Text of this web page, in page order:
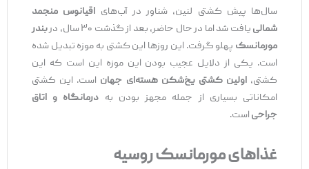
سال‌ها پیش کشتی لنین، شناور در آب‌هایاقیانوس منجمد
شمالییافت شد اما در حال حاضر، بعد از گذشت ۳۰ سال، در
بندر
مورمانسکپهلو گرفت. این روزها این کشتی به موزه تبدیل شده
است. یکی از دلایل عجیب بودن این موزه این است که این
کشتی،اولین کشتی یخ‌شکن هسته‌ای جهاناست. این کشتی
امکاناتی بسیاری از جمله مجهز بودن بهدرمانگاه و اتاق
جراحیاست.
غذاهای مورمانسک روسیه